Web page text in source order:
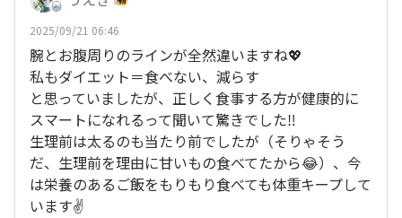
2025/09/21 06:46
腕とお腹周りのラインが全然違いますね💖
私もダイエット＝食べない、減らす
と思っていましたが、正しく食事する方が健康的に
スマートになれるって聞いて驚きでした‼️
生理前は太るのも当たり前でしたが（そりゃそう
だ、生理前を理由に甘いもの食べてたから😂）、今
は栄養のあるご飯をもりもり食べても体重キープして
います✌️